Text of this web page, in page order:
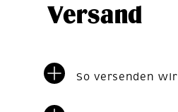
Versand
So versenden wir